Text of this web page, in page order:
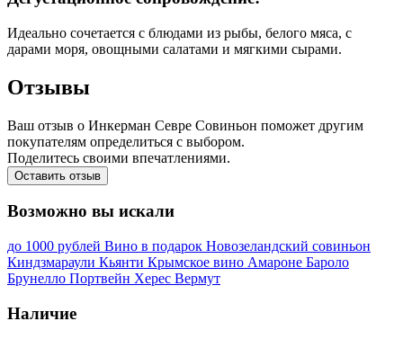
Идеально сочетается с блюдами из рыбы, белого мяса, с
дарами моря, овощными салатами и мягкими сырами.
Отзывы
Ваш отзыв о Инкерман Севре Совиньон поможет другим
покупателям определиться с выбором.
Поделитесь своими впечатлениями.
Оставить отзыв
Возможно вы искали
до 1000 рублей Вино в подарок Новозеландский совиньон
Киндзмараули Кьянти Крымское вино Амароне Бароло
Брунелло Портвейн Херес Вермут
Наличие